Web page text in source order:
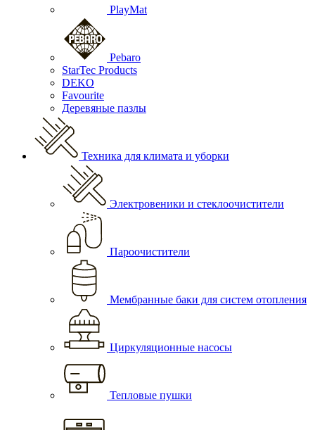
PlayMat
Pebaro
StarTec Products
DEKO
Favourite
Деревяные пазлы
Техника для климата и уборки
Электровеники и стеклоочистители
Пароочистители
Мембранные баки для систем отопления
Циркуляционные насосы
Тепловые пушки